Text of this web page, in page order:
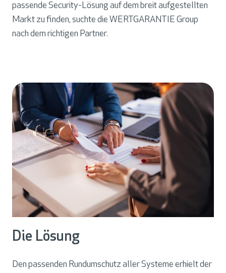
passende Security-Lösung auf dem breit aufgestellten
Markt zu finden, suchte die WERTGARANTIE Group
nach dem richtigen Partner.
Die Lösung
Den passenden Rundumschutz aller Systeme erhielt der